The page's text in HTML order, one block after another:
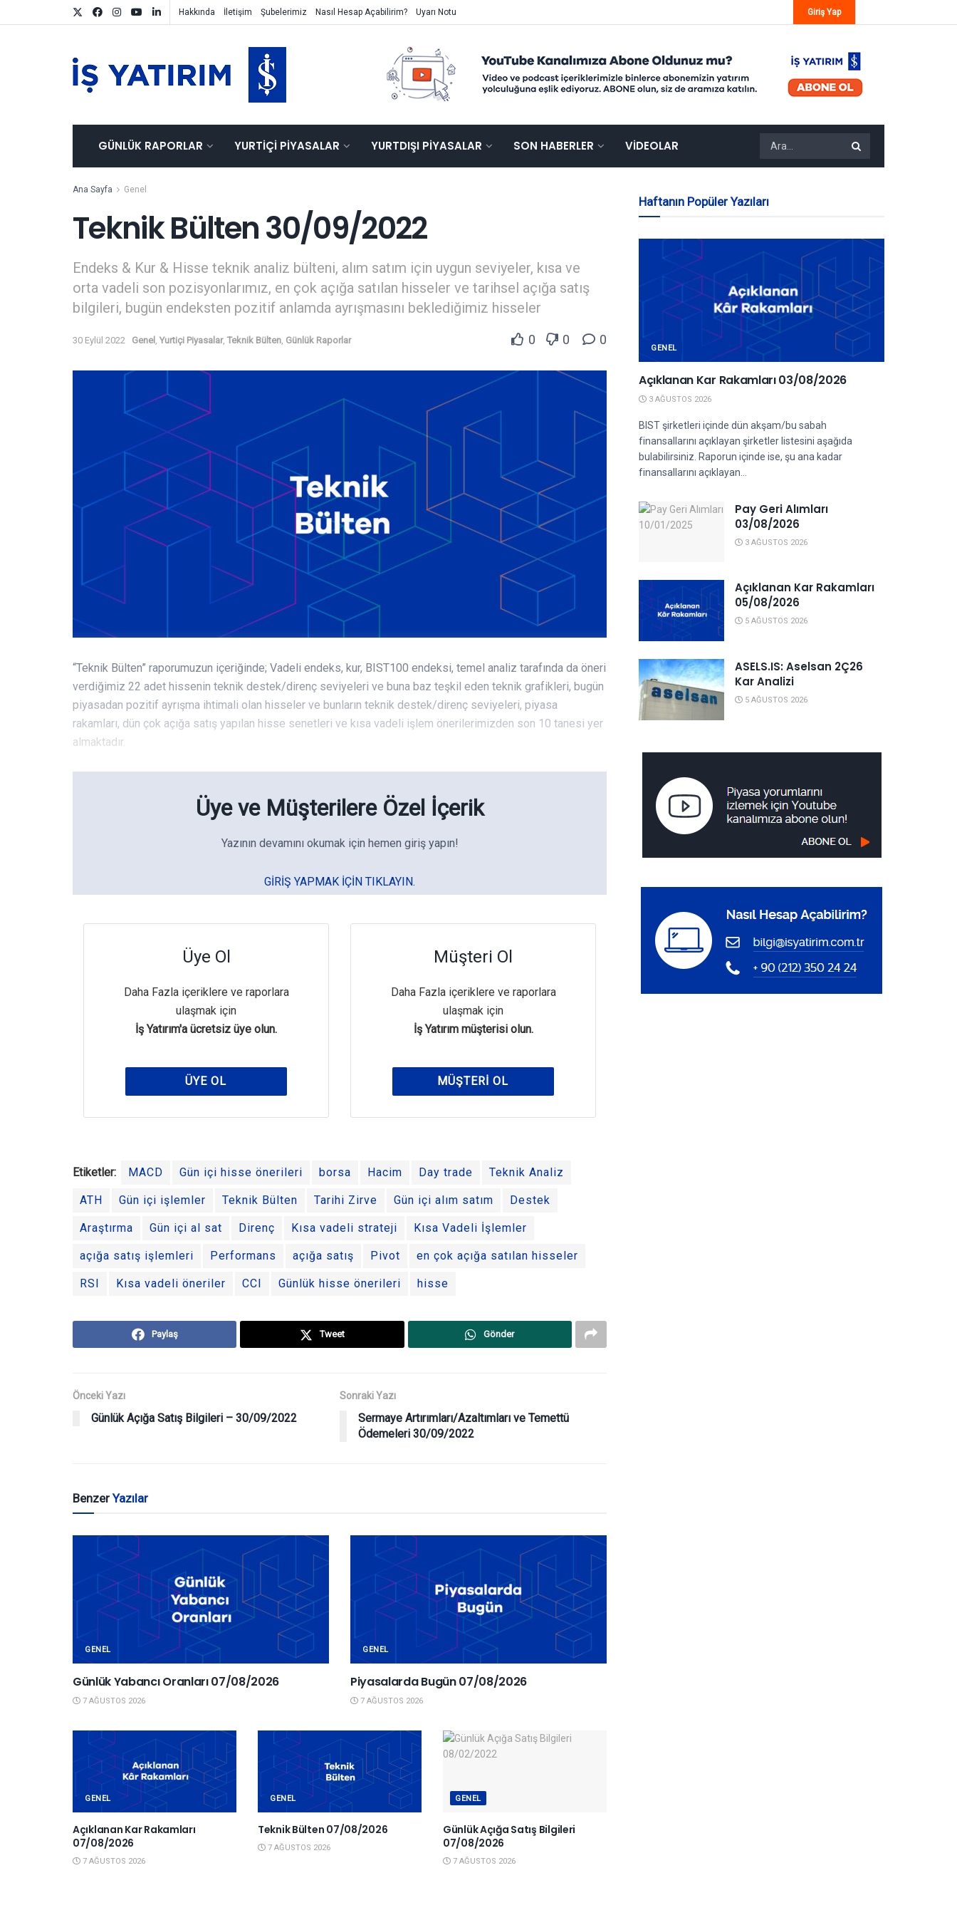
Hakkında İletişim Şubelerimiz Nasıl Hesap Açabilirim? Uyarı Notu Giriş Yap
GÜNLÜK RAPORLAR YURTIÇI PIYASALAR YURTDIŞI PIYASALAR SON HABERLER VIDEOLAR
Ana Sayfa Genel
Teknik Bülten 30/09/2022
Endeks & Kur & Hisse teknik analiz bülteni, alım satım için uygun seviyeler, kısa ve
orta vadeli son pozisyonlarımız, en çok açığa satılan hisseler ve tarihsel açığa satış
bilgileri, bugün endeksten pozitif anlamda ayrışmasını beklediğimiz hisseler
30 Eylül 2022 Genel Yurtiçi Piyasalar, Teknik Bülten Günlük Raporlar 0 0 0
“Teknik Bülten” raporumuzun içeriğinde; Vadeli endeks, kur, BIST100 endeksi, temel analiz tarafında da öneri
verdiğimiz 22 adet hissenin teknik destek/direnç seviyeleri ve buna baz teşkil eden teknik grafikleri, bugün
piyasadan pozitif ayrışma ihtimali olan hisseler ve bunların teknik destek/direnç seviyeleri, piyasa
rakamları, dün çok açığa satış yapılan hisse senetleri ve kısa vadeli işlem önerilerimizden son 10 tanesi yer
almaktadır.
Üye ve Müşterilere Özel İçerik
Yazının devamını okumak için hemen giriş yapın!
GIRIŞ YAPMAK IÇIN TIKLAYIN.
Üye Ol
Daha Fazla içeriklere ve raporlara
ulaşmak için
İş Yatırım'a ücretsiz üye olun.
ÜYE OL
Müşteri Ol
Daha Fazla içeriklere ve raporlara
ulaşmak için
İş Yatırım müşterisi olun.
MÜŞTERI OL
Etiketler: MACD Gün içi hisse önerileri borsa Hacim Day trade Teknik Analiz
ATH Gün içi işlemler Teknik Bülten Tarihi Zirve Gün içi alım satım Destek
Araştırma Gün içi al sat Direnç Kısa vadeli strateji Kısa Vadeli İşlemler
açığa satış işlemleri Performans açığa satış Pivot en çok açığa satılan hisseler
RSI Kısa vadeli öneriler CCI Günlük hisse önerileri hisse
Paylaş Tweet Gönder
Önceki Yazı
Günlük Açığa Satış Bilgileri – 30/09/2022
Sonraki Yazı
Sermaye Artırımları/Azaltımları ve Temettü
Ödemeleri 30/09/2022
BenzerYazılar
GENEL
Günlük Yabancı Oranları 07/08/2026
7 AĞUSTOS 2026
GENEL
Piyasalarda Bugün 07/08/2026
7 AĞUSTOS 2026
GENEL
Açıklanan Kar Rakamları
07/08/2026
7 AĞUSTOS 2026
GENEL
Teknik Bülten 07/08/2026
7 AĞUSTOS 2026
GENEL
Günlük Açığa Satış Bilgileri
07/08/2026
7 AĞUSTOS 2026
Haftanın Popüler Yazıları
GENEL
Açıklanan Kar Rakamları 03/08/2026
3 AĞUSTOS 2026
BIST şirketleri içinde dün akşam/bu sabah
finansallarını açıklayan şirketler listesini aşağıda
bulabilirsiniz. Raporun içinde ise, şu ana kadar
finansallarını açıklayan...
Pay Geri Alımları
03/08/2026
3 AĞUSTOS 2026
Açıklanan Kar Rakamları
05/08/2026
5 AĞUSTOS 2026
ASELS.IS: Aselsan 2Ç26
Kar Analizi
5 AĞUSTOS 2026